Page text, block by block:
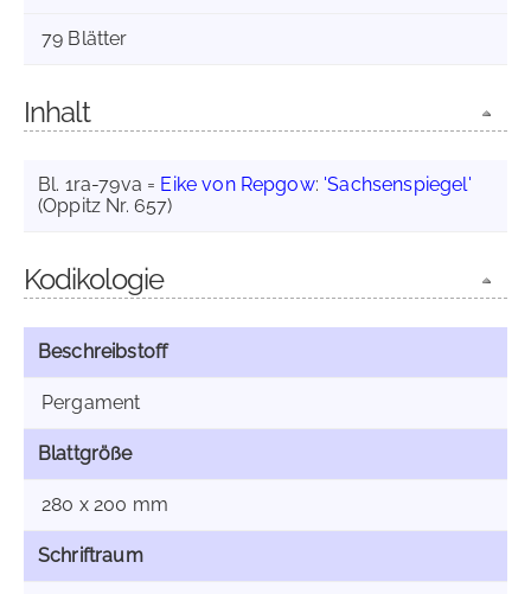
79 Blätter
Inhalt
Bl. 1ra-79va = Eike von Repgow: 'Sachsenspiegel'
(Oppitz Nr. 657)
Kodikologie
Beschreibstoff
Pergament
Blattgröße
280 x 200 mm
Schriftraum